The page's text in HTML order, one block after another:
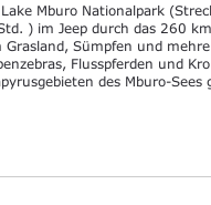
Mburo Nationalpark
) im Jeep durch das 260
Sümpfen und
Flusspferden und
des Mburo-